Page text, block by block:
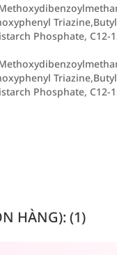
Phosphate, C12-
Phosphate, C12-
HÀNG): (1)